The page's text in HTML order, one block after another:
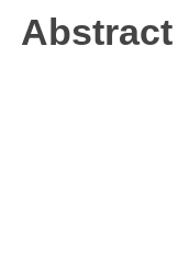
Abstract